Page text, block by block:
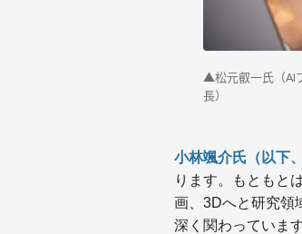
▲松元叡一氏（AI
長）
小林颯介氏（以下
ります。もともと
画、3Dへと研究領
深く関わっています